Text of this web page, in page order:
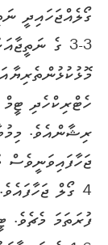
ގޯލެއްޖަހައިދީ
3-3 ގެ
ރިޝާންއެވެ.
4 ގޯލް
ފުރަތަމަ މެޗެވެ.